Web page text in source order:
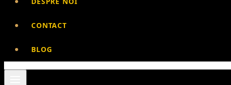
CONTACT
BLOG